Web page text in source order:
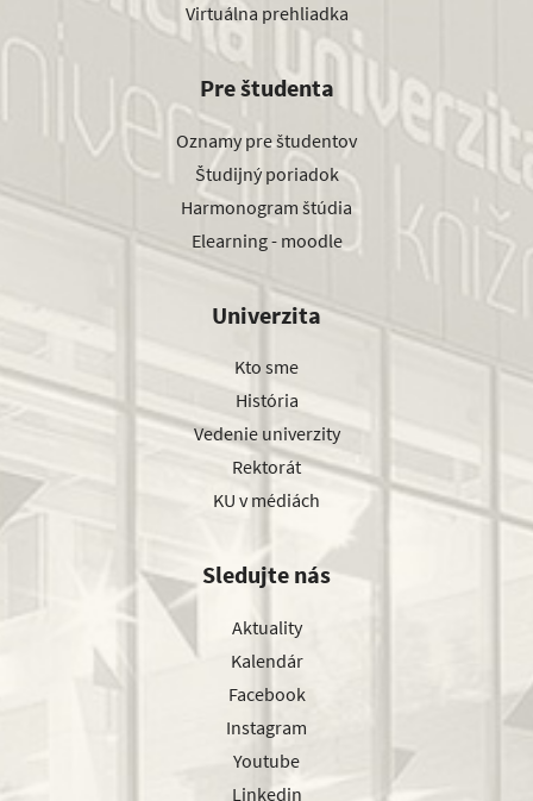
Virtuálna prehliadka
Pre študenta
Oznamy pre študentov
Študijný poriadok
Harmonogram štúdia
Elearning - moodle
Univerzita
Kto sme
História
Vedenie univerzity
Rektorát
KU v médiách
Sledujte nás
Aktuality
Kalendár
Facebook
Instagram
Youtube
Linkedin